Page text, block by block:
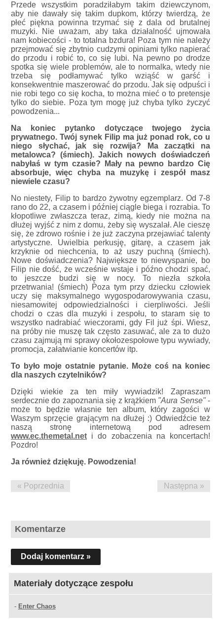
Przede wszystkim poradziłabym takim dziewczynom,
aby nie dawały się takim dupkom, którzy twierdzą, że
płeć piękna powinna trzymać się z dala od brutalnej
muzyki. Nie uważam, aby taka działalność ujmowała
nam kobiecości - to totalna bzdura! Poza tym nie należy
przejmować się zbytnio cudzymi opiniami tylko napierać
do przodu i robić to, co się lubi. Na pewno po drodze
spotka się wiele problemów, ale to normalka, wtedy nie
trzeba się podłamywać tylko wziąść w garść i
konsekwentnie maszerować do przodu. Jak się odpuści i
nie robi tego co się kocha, to można mieć o to pretensje
tylko do siebie. Poza tym mogę już chyba tylko życzyć
powodzenia...
Na koniec pytanko dotyczące twojego życia
prywatnego. Twój synek Filip ma już ponad rok, co u
niego słychać, jak się rozwija? Ma zaczątki na
metalowca? (śmiech). Jakich nowych doświadczeń
nabyłaś w tym czasie? Mały na pewno bardzo Cię
absorbuje, więc chyba na muzykę i zespół masz
niewiele czasu?
No niestety, Filip to bardzo żywotny egzemplarz. Od 7-8
rano do 22, a czasem i później ciągle biega i rozrabia. To
kłopotliwe zwłaszcza teraz, zimą, kiedy nie można na
dłużej wyjść z nim z domu, żeby się wyszalał. Ale cieszę
się, że zdrowo rośnie i że już zaczyna przejawiać talenty
artystyczne. Uwielbia perkusję, gitarę, a czasem jak
krzyknie od niechcenia, to aż uszy puchną (śmiech).
Nowe doświadczenia? Największe to niewyspanie, bo
Filip nie dość, że wcześnie wstaje i późno chodzi spać,
to jeszcze budzi się w nocy. To niezła szkoła
przetrwania! (śmiech) Poza tym przy dziecku człowiek
uczy się maksymalnego wygospodarowywania czasu,
niesamowitej odpowiedzialności i cierpliwości. Jeśli
chodzi o czas dla muzyki i zespołu, to staram się to
wszystko nadrabiać wieczorami, gdy Fil już śpi. Wiesz,
na próby nie muszę tak często zasuwać, ale za to dużo
czasu zajmują mi sprawy okołozespołowe typu wywiady,
promocja, załatwianie koncertów itp.
To było moje ostatnie pytanie. Może coś na koniec
dla naszych czytelników?
Dzięki wiekie za ten miły wywiadzik! Zapraszam
serdecznie do zapoznania się z krążkiem "Aura Sense"-
może to będzie własnie ten album, który zagości w
Waszym sprzęcie grającym na dłużej :) Odwiedźcie też
naszą stronę internetową pod adresem
www.ec.themetal.net i do zobaczenia na koncertach!
Pozdro!
Ja również dziękuję. Powodzenia!
« Poprzednia Następna »
Komentarze
Dodaj komentarz »
Materiały dotyczące zespołu
- Enter Chaos